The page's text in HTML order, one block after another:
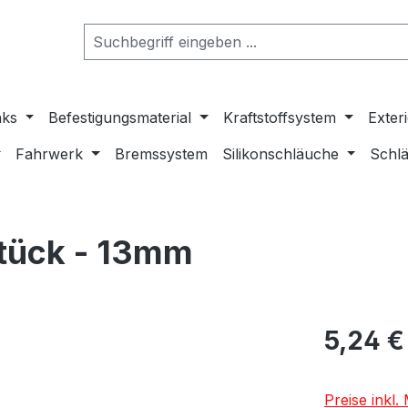
Befestigungsmaterial Kraftstoffsystem
Fahrwerk Bremssystem Silikonschläuche
- 13mm
5,24 €
Preise inkl.